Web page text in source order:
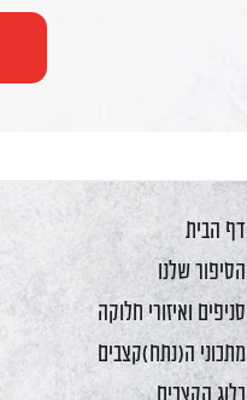
דף הבית
הסיפור שלנו
סניפים ואיזורי חלוקה
מתכוני ה(נתח)קצבים
בלוג הקצבים